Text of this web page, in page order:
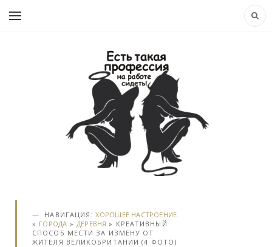
НАВИГАЦИЯ:ХОРОШЕЕ НАСТРОЕНИЕ.
» ГОРОДА » ДЕРЕВНЯ » КРЕАТИВНЫЙ
СПОСОБ МЕСТИ ЗА ИЗМЕНУ ОТ
ЖИТЕЛЯ ВЕЛИКОБРИТАНИИ (4 ФОТО)